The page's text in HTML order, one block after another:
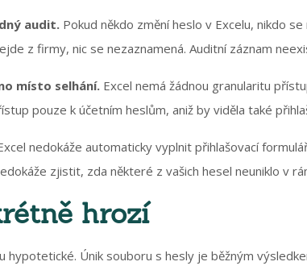
audit. Pokud někdo změní heslo v Excelu, nikdo
z firmy, nic se nezaznamená. Auditní záznam
místo selhání. Excel nemá žádnou granularitu
pouze k účetním heslům, aniž by viděla také
nedokáže automaticky vyplnit přihlašovací
zjistit, zda některé z vašich hesel neuniklo v
hrozí
hypotetické. Únik souboru s hesly je běžným